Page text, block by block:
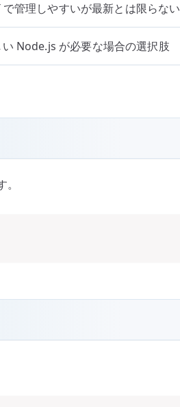
で管理しやすいが最新とは限らない
い Node.js が必要な場合の選択肢